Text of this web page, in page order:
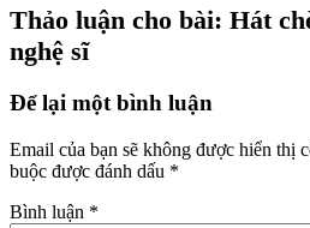
Thảo luận cho bài: Hát
nghệ sĩ
Để lại một bình luận
Email của bạn sẽ không được hiển thị
buộc được đánh dấu *
Bình luận *